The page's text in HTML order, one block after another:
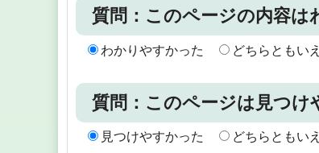
質問：このページの内容は
わかりやすかった どちらともい
質問：このページは見つけ
見つけやすかった どちらともい